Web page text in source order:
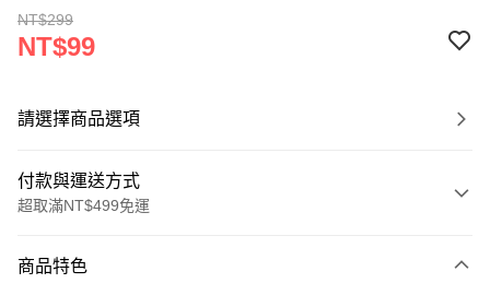
NT$299
NT$99
請選擇商品選項
付款與運送方式
超取滿NT$499免運
信用卡一次付款
商品特色